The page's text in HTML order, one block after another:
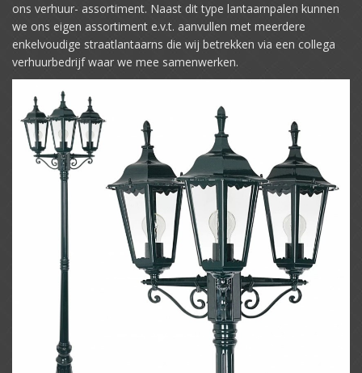
ons verhuur- assortiment. Naast dit type lantaarnpalen kunnen
we ons eigen assortiment e.v.t. aanvullen met meerdere
enkelvoudige straatlantaarns die wij betrekken via een collega
verhuurbedrijf waar we mee samenwerken.